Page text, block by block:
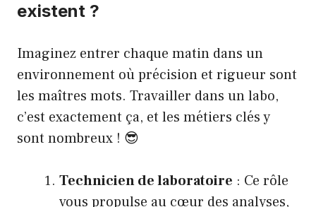
existent ?
Imaginez entrer chaque matin dans un
environnement où précision et rigueur sont
les maîtres mots. Travailler dans un labo,
c’est exactement ça, et les métiers clés y
sont nombreux ! 😎
Technicien de laboratoire : Ce rôle
vous propulse au cœur des analyses,